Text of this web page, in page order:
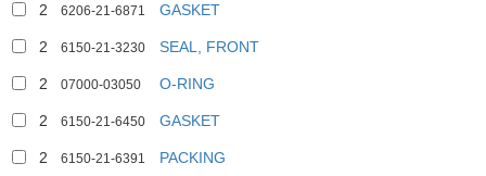
2 6206-21-6871 GASKET
2 6150-21-3230 SEAL, FRONT
2 07000-03050 O-RING
2 6150-21-6450 GASKET
2 6150-21-6391 PACKING